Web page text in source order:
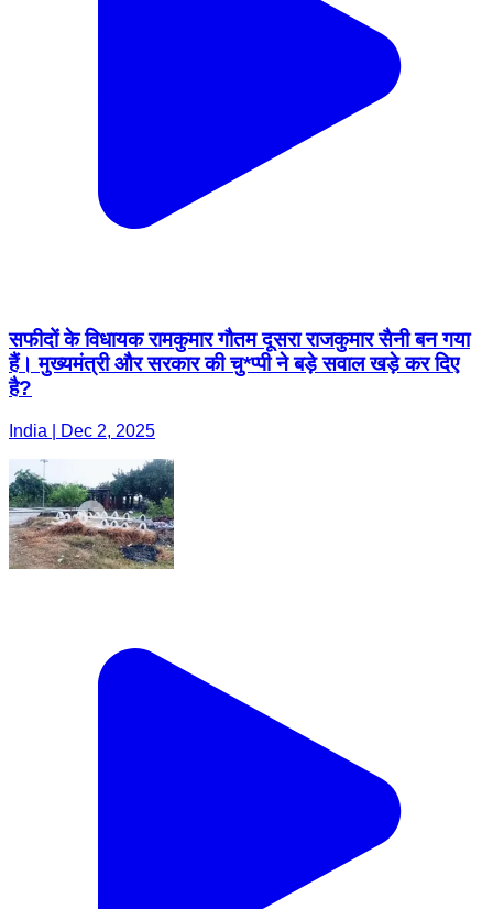
सफीदों के विधायक रामकुमार गौतम दूसरा राजकुमार सैनी बन गया
हैं। मुख्यमंत्री और सरकार की चु*प्पी ने बड़े सवाल खड़े कर दिए
है?
India | Dec 2, 2025